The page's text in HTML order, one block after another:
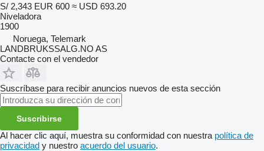
S/ 2,343 EUR 600 ≈ USD 693.20
Niveladora
1900
Noruega, Telemark
LANDBRUKSSALG.NO AS
Contacte con el vendedor
Suscríbase para recibir anuncios nuevos de esta sección
Suscribirse
Al hacer clic aquí, muestra su conformidad con nuestra política de
privacidad y nuestro acuerdo del usuario.